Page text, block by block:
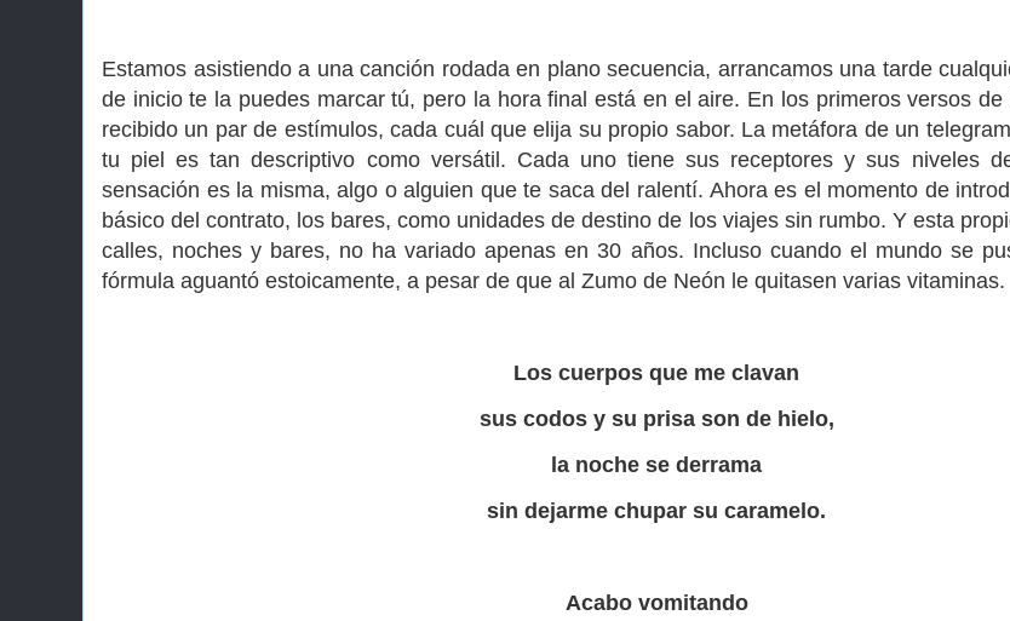
Estamos asistiendo a una canción rodada en plano secuencia, arrancamos una tarde
de inicio te la puedes marcar tú, pero la hora final está en el aire. En los primeros versos
recibido un par de estímulos, cada cuál que elija su propio sabor. La metáfora de un
tu piel es tan descriptivo como versátil. Cada uno tiene sus receptores y sus niveles
sensación es la misma, algo o alguien que te saca del ralentí. Ahora es el momento de
básico del contrato, los bares, como unidades de destino de los viajes sin rumbo. Y esta
calles, noches y bares, no ha variado apenas en 30 años. Incluso cuando el mundo se
fórmula aguantó estoicamente, a pesar de que al Zumo de Neón le quitasen varias vitaminas.
Los cuerpos que me clavan
sus codos y su prisa son de hielo,
la noche se derrama
sin dejarme chupar su caramelo.
Acabo vomitando